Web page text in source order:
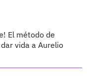
El método de
vida a Aurelio